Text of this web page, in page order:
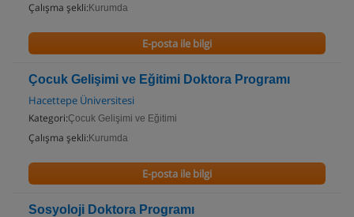
Çalışma şekli: Kurumda
E-posta ile bilgi
Çocuk Gelişimi ve Eğitimi Doktora Programı
Hacettepe Üniversitesi
Kategori:Çocuk Gelişimi ve Eğitimi
Çalışma şekli: Kurumda
E-posta ile bilgi
Sosyoloji Doktora Programı